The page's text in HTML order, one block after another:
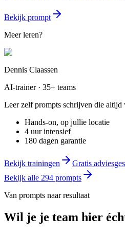
Bekijk prompt
Meer leren?
Dennis Claassen
AI-trainer · 35+ teams
Leer zelf prompts schrijven die
Hands-on, op jullie locatie
4 uur intensief
180 dagen garantie
Bekijk trainingen
Gratis
Bekijk alle 294 prompts
Van prompts naar resultaat
Wil je je team hier